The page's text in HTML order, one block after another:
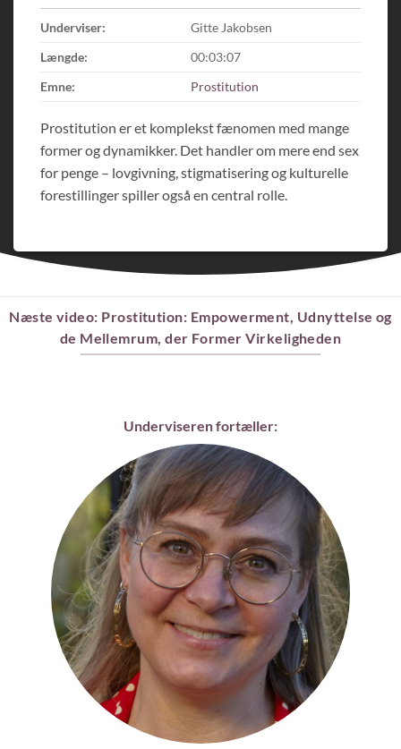
Underviser:
Gitte Jakobsen
Længde:
00:03:07
Emne:
Prostitution
Prostitution er et komplekst fænomen med mange
former og dynamikker. Det handler om mere end sex
for penge – lovgivning, stigmatisering og kulturelle
forestillinger spiller også en central rolle.
Næste video: Prostitution: Empowerment, Udnyttelse og
de Mellemrum, der Former Virkeligheden
Underviseren fortæller: